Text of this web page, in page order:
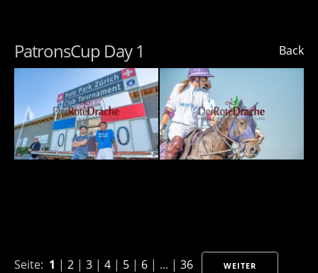
Back
PatronsCup Day 1
Seite: 1 | 2 | 3 | 4 | 5 | 6 | ... | 36 WEITER